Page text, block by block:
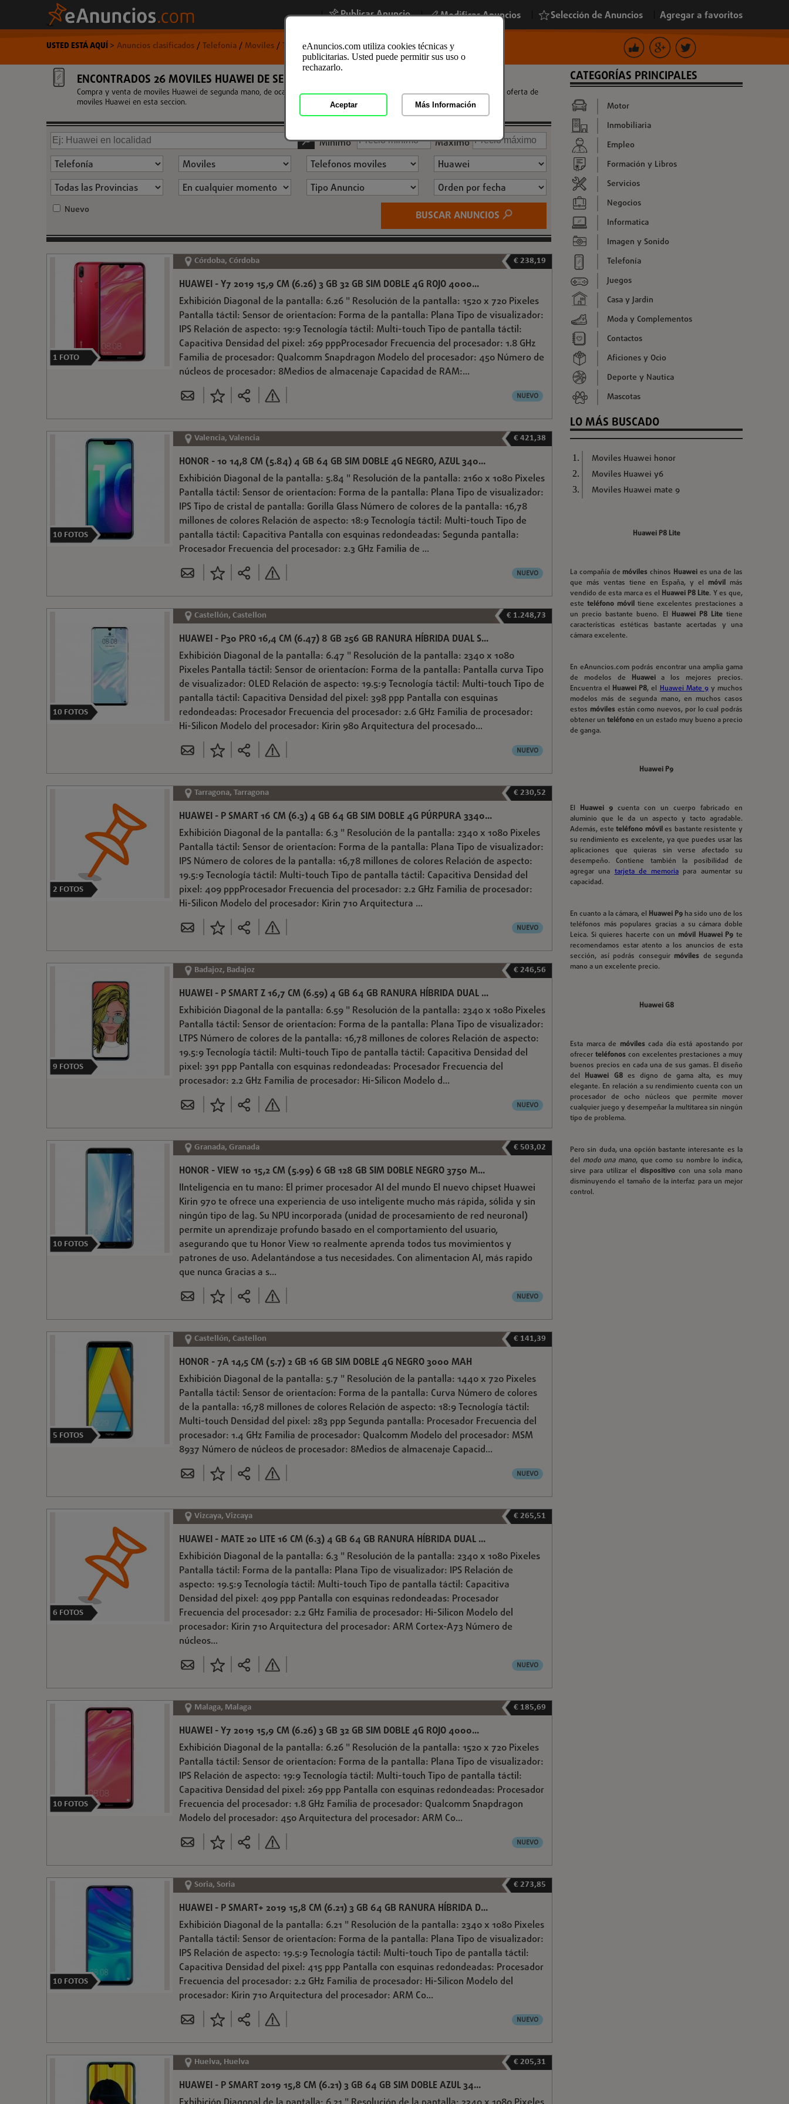
| Publicar Anuncio | Modificar Anuncios Selección de Anuncios Agregar a favoritos
USTED ESTÁ AQUÍ> Anuncios clasificados/Telefonía/ Moviles/Telefonos moviles/Huawei
ENCONTRADOS 26 MOVILES HUAWEI DE SEGUNDA MANO
Compra y venta de moviles Huawei de segunda mano, de ocasion, nuevos y usados a los mejores precios. Encuentra la mayor oferta de
moviles Huawei en esta seccion.
Mínimo Máximo
Nuevo BUSCAR ANUNCIOS
Córdoba, Córdoba € 238,19
HUAWEI - Y7 2019 15,9 CM (6.26) 3 GB 32 GB SIM DOBLE 4G ROJO 4000...
Exhibición Diagonal de la pantalla: 6.26 " Resolución de la pantalla: 1520 x 720 Pixeles
Pantalla táctil: Sensor de orientacíon: Forma de la pantalla: Plana Tipo de visualizador:
IPS Relación de aspecto: 19:9 Tecnología táctil: Multi-touch Tipo de pantalla táctil:
Capacitiva Densidad del pixel: 269 pppProcesador Frecuencia del procesador: 1.8 GHz
Familia de procesador: Qualcomm Snapdragon Modelo del procesador: 450 Número de
núcleos de procesador: 8Medios de almacenaje Capacidad de RAM:...
NUEVO
1 FOTO
Valencia, Valencia € 421,38
HONOR - 10 14,8 CM (5.84) 4 GB 64 GB SIM DOBLE 4G NEGRO, AZUL 340...
Exhibición Diagonal de la pantalla: 5.84 " Resolución de la pantalla: 2160 x 1080 Pixeles
Pantalla táctil: Sensor de orientacíon: Forma de la pantalla: Plana Tipo de visualizador:
IPS Tipo de cristal de pantalla: Gorilla Glass Número de colores de la pantalla: 16,78
millones de colores Relación de aspecto: 18:9 Tecnología táctil: Multi-touch Tipo de
pantalla táctil: Capacitiva Pantalla con esquinas redondeadas: Segunda pantalla:
Procesador Frecuencia del procesador: 2.3 GHz Familia de ...
NUEVO
10 FOTOS
Castellón, Castellon € 1.248,73
HUAWEI - P30 PRO 16,4 CM (6.47) 8 GB 256 GB RANURA HÍBRIDA DUAL S...
Exhibición Diagonal de la pantalla: 6.47 " Resolución de la pantalla: 2340 x 1080
Pixeles Pantalla táctil: Sensor de orientacíon: Forma de la pantalla: Pantalla curva Tipo
de visualizador: OLED Relación de aspecto: 19.5:9 Tecnología táctil: Multi-touch Tipo de
pantalla táctil: Capacitiva Densidad del pixel: 398 ppp Pantalla con esquinas
redondeadas: Procesador Frecuencia del procesador: 2.6 GHz Familia de procesador:
Hi-Silicon Modelo del procesador: Kirin 980 Arquitectura del procesado...
NUEVO
10 FOTOS
Tarragona, Tarragona € 230,52
HUAWEI - P SMART 16 CM (6.3) 4 GB 64 GB SIM DOBLE 4G PÚRPURA 3340...
Exhibición Diagonal de la pantalla: 6.3 " Resolución de la pantalla: 2340 x 1080 Pixeles
Pantalla táctil: Sensor de orientacíon: Forma de la pantalla: Plana Tipo de visualizador:
IPS Número de colores de la pantalla: 16,78 millones de colores Relación de aspecto:
19.5:9 Tecnología táctil: Multi-touch Tipo de pantalla táctil: Capacitiva Densidad del
pixel: 409 pppProcesador Frecuencia del procesador: 2.2 GHz Familia de procesador:
Hi-Silicon Modelo del procesador: Kirin 710 Arquitectura ...
NUEVO
2 FOTOS
Badajoz, Badajoz € 246,56
HUAWEI - P SMART Z 16,7 CM (6.59) 4 GB 64 GB RANURA HÍBRIDA DUAL ...
Exhibición Diagonal de la pantalla: 6.59 " Resolución de la pantalla: 2340 x 1080 Pixeles
Pantalla táctil: Sensor de orientacíon: Forma de la pantalla: Plana Tipo de visualizador:
LTPS Número de colores de la pantalla: 16,78 millones de colores Relación de aspecto:
19.5:9 Tecnología táctil: Multi-touch Tipo de pantalla táctil: Capacitiva Densidad del
pixel: 391 ppp Pantalla con esquinas redondeadas: Procesador Frecuencia del
procesador: 2.2 GHz Familia de procesador: Hi-Silicon Modelo d...
NUEVO
9 FOTOS
Granada, Granada € 503,02
HONOR - VIEW 10 15,2 CM (5.99) 6 GB 128 GB SIM DOBLE NEGRO 3750 M...
IInteligencia en tu mano: El primer procesador AI del mundo El nuevo chipset Huawei
Kirin 970 te ofrece una experiencia de uso inteligente mucho más rápida, sólida y sin
ningún tipo de lag. Su NPU incorporada (unidad de procesamiento de red neuronal)
permite un aprendizaje profundo basado en el comportamiento del usuario,
asegurando que tu Honor View 10 realmente aprenda todos tus movimientos y
patrones de uso. Adelantándose a tus necesidades. Con alimentacion AI, más rapido
que nunca Gracias a s...
NUEVO
10 FOTOS
Castellón, Castellon € 141,39
HONOR - 7A 14,5 CM (5.7) 2 GB 16 GB SIM DOBLE 4G NEGRO 3000 MAH
Exhibición Diagonal de la pantalla: 5.7 " Resolución de la pantalla: 1440 x 720 Pixeles
Pantalla táctil: Sensor de orientacíon: Forma de la pantalla: Curva Número de colores
de la pantalla: 16,78 millones de colores Relación de aspecto: 18:9 Tecnología táctil:
Multi-touch Densidad del pixel: 283 ppp Segunda pantalla: Procesador Frecuencia del
procesador: 1.4 GHz Familia de procesador: Qualcomm Modelo del procesador: MSM
8937 Número de núcleos de procesador: 8Medios de almacenaje Capacid...
NUEVO
5 FOTOS
Vizcaya, Vizcaya € 265,51
HUAWEI - MATE 20 LITE 16 CM (6.3) 4 GB 64 GB RANURA HÍBRIDA DUAL ...
Exhibición Diagonal de la pantalla: 6.3 " Resolución de la pantalla: 2340 x 1080 Pixeles
Pantalla táctil: Forma de la pantalla: Plana Tipo de visualizador: IPS Relación de
aspecto: 19.5:9 Tecnología táctil: Multi-touch Tipo de pantalla táctil: Capacitiva
Densidad del pixel: 409 ppp Pantalla con esquinas redondeadas: Procesador
Frecuencia del procesador: 2.2 GHz Familia de procesador: Hi-Silicon Modelo del
procesador: Kirin 710 Arquitectura del procesador: ARM Cortex-A73 Número de
núcleos...
NUEVO
6 FOTOS
Malaga, Malaga € 185,69
HUAWEI - Y7 2019 15,9 CM (6.26) 3 GB 32 GB SIM DOBLE 4G ROJO 4000...
Exhibición Diagonal de la pantalla: 6.26 " Resolución de la pantalla: 1520 x 720 Pixeles
Pantalla táctil: Sensor de orientacíon: Forma de la pantalla: Plana Tipo de visualizador:
IPS Relación de aspecto: 19:9 Tecnología táctil: Multi-touch Tipo de pantalla táctil:
Capacitiva Densidad del pixel: 269 ppp Pantalla con esquinas redondeadas: Procesador
Frecuencia del procesador: 1.8 GHz Familia de procesador: Qualcomm Snapdragon
Modelo del procesador: 450 Arquitectura del procesador: ARM Co...
NUEVO
10 FOTOS
Soria, Soria € 273,85
HUAWEI - P SMART+ 2019 15,8 CM (6.21) 3 GB 64 GB RANURA HÍBRIDA D...
Exhibición Diagonal de la pantalla: 6.21 " Resolución de la pantalla: 2340 x 1080 Pixeles
Pantalla táctil: Sensor de orientacíon: Forma de la pantalla: Plana Tipo de visualizador:
IPS Relación de aspecto: 19.5:9 Tecnología táctil: Multi-touch Tipo de pantalla táctil:
Capacitiva Densidad del pixel: 415 ppp Pantalla con esquinas redondeadas: Procesador
Frecuencia del procesador: 2.2 GHz Familia de procesador: Hi-Silicon Modelo del
procesador: Kirin 710 Arquitectura del procesador: ARM Co...
NUEVO
10 FOTOS
Huelva, Huelva € 205,31
HUAWEI - P SMART 2019 15,8 CM (6.21) 3 GB 64 GB SIM DOBLE AZUL 34...
CATEGORÍAS PRINCIPALES
Motor
Inmobiliaria
Empleo
Formación y Libros
Servicios
Negocios
Informatica
Imagen y Sonido
Telefonía
Juegos
Casa y Jardin
Moda y Complementos
Contactos
Aficiones y Ocio
Deporte y Nautica
Mascotas
LO MÁS BUSCADO
Moviles Huawei honor
Moviles Huawei y6
Moviles Huawei mate 9
Huawei P8 Lite
La compañía de móviles chinos Huaweies una de las
que más ventas tiene en España, y el móvil más
vendido de esta marca es el Huawei P8 Lite. Y es que,
este teléfono móvil tiene excelentes prestaciones a
un precio bastante bueno. El Huawei P8 Litetiene
características estéticas bastante acertadas y una
cámara excelente.
En eAnuncios.com podrás encontrar una amplia gama
de modelos de Huaweia los mejores precios.
Encuentra el Huawei P8, elHuawei Mate 9y muchos
modelos más de segunda mano, en muchos casos
estos móvilesestán como nuevos, por lo cual podrás
obtener un teléfonoen un estado muy bueno a precio
de ganga.
Huawei P9
El Huawei 9 cuenta con un cuerpo fabricado en
aluminio que le da un aspecto y tacto agradable.
Además, este teléfono móviles bastante resistente y
su rendimiento es excelente, ya que puedes usar las
aplicaciones que quieras sin verse afectado su
desempeño. Contiene también la posibilidad de
agregar unatarjeta de memoria para aumentar su
capacidad.
En cuanto a la cámara, el Huawei P9 ha sido uno de los
teléfonos más populares gracias a su cámara doble
Leica. Si quieres hacerte con un móvil Huawei P9 te
recomendamos estar atento a los anuncios de esta
sección, así podrás conseguir móviles de segunda
mano a un excelente precio.
Huawei G8
Esta marca de móvilescada día está apostando por
ofrecer teléfonoscon excelentes prestaciones a muy
buenos precios en cada una de sus gamas. El diseño
del Huawei G8es digno de gama alta, es muy
elegante. En relación a su rendimiento cuenta con un
procesador de ocho núcleos que permite mover
cualquier juego y desempeñar la multitarea sin ningún
tipo de problema.
Pero sin duda, una opción bastante interesante es la
del modo una mano, que como su nombre lo indica,
sirve para utilizar el dispositivo con una sola mano
disminuyendo el tamaño de la interfaz para un mejor
control.
eAnuncios.com utiliza cookies técnicas y
publicitarias. Usted puede permitir sus uso o
rechazarlo.
Aceptar Más Información